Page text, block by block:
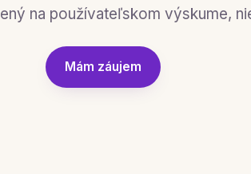
na používateľskom výskume,
Mám záujem